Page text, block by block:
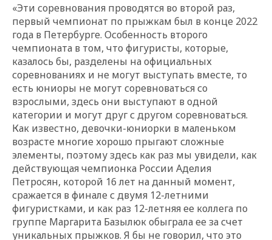
«Эти соревнования проводятся во второй раз,
первый чемпионат по прыжкам был в конце 2022
года в Петербурге. Особенность второго
чемпионата в том, что фигуристы, которые,
казалось бы, разделены на официальных
соревнованиях и не могут выступать вместе, то
есть юниоры не могут соревноваться со
взрослыми, здесь они выступают в одной
категории и могут друг с другом соревноваться.
Как известно, девочки-юниорки в маленьком
возрасте многие хорошо прыгают сложные
элементы, поэтому здесь как раз мы увидели, как
действующая чемпионка России Аделия
Петросян, которой 16 лет на данный момент,
сражается в финале с двумя 12-летними
фигуристками, и как раз 12-летняя ее коллега по
группе Маргарита Базылюк обыграла ее за счет
уникальных прыжков. Я бы не говорил, что это